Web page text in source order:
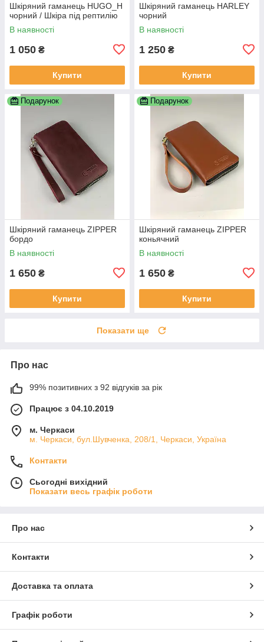
Шкіряний гаманець HUGO_H
чорний / Шкіра під рептилію
В наявності
1 050 ₴
Купити
Шкіряний гаманець HARLEY
чорний
В наявності
1 250 ₴
Купити
Подарунок
Шкіряний гаманець ZIPPER
бордо
В наявності
1 650 ₴
Купити
Подарунок
Шкіряний гаманець ZIPPER
коньячний
В наявності
1 650 ₴
Купити
Показати ще
Про нас
99% позитивних з 92 відгуків за рік
Працює з 04.10.2019
м. Черкаси
м. Черкаси, бул.Шувченка, 208/1, Черкаси, Україна
Контакти
Сьогодні вихідний
Показати весь графік роботи
Про нас
Контакти
Доставка та оплата
Графік роботи